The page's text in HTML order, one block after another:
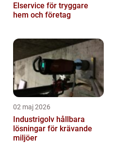
Elservice för tryggare
hem och företag
02 maj 2026
Industrigolv hållbara
lösningar för krävande
miljöer